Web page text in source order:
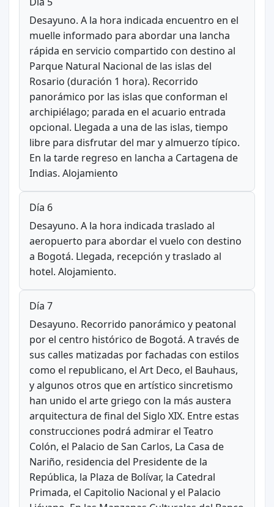
Desayuno. A la hora indicada encuentro en el
muelle informado para abordar una lancha
rápida en servicio compartido con destino al
Parque Natural Nacional de las islas del
Rosario (duración 1 hora). Recorrido
panorámico por las islas que conforman el
archipiélago; parada en el acuario entrada
opcional. Llegada a una de las islas, tiempo
libre para disfrutar del mar y almuerzo típico.
En la tarde regreso en lancha a Cartagena de
Indias. Alojamiento
Día 6
Desayuno. A la hora indicada traslado al
aeropuerto para abordar el vuelo con destino
a Bogotá. Llegada, recepción y traslado al
hotel. Alojamiento.
Día 7
Desayuno. Recorrido panorámico y peatonal
por el centro histórico de Bogotá. A través de
sus calles matizadas por fachadas con estilos
como el republicano, el Art Deco, el Bauhaus,
y algunos otros que en artístico sincretismo
han unido el arte griego con la más austera
arquitectura de final del Siglo XIX. Entre estas
construcciones podrá admirar el Teatro
Colón, el Palacio de San Carlos, La Casa de
Nariño, residencia del Presidente de la
República, la Plaza de Bolívar, la Catedral
Primada, el Capitolio Nacional y el Palacio